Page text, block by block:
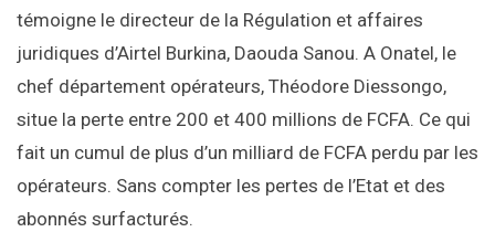
témoigne le directeur de la Régulation et affaires
juridiques d’Airtel Burkina, Daouda Sanou. A Onatel, le
chef département opérateurs, Théodore Diessongo,
situe la perte entre 200 et 400 millions de FCFA. Ce qui
fait un cumul de plus d’un milliard de FCFA perdu par les
opérateurs. Sans compter les pertes de l’Etat et des
abonnés surfacturés.